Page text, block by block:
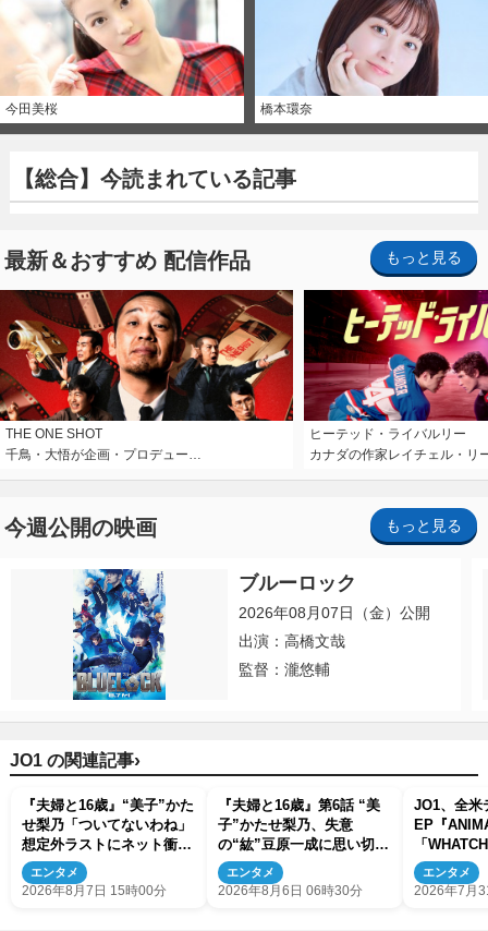
今田美桜 橋本環奈
【総合】今読まれている記事
最新＆おすすめ 配信作品 もっと見る
THE ONE SHOT
千鳥・大悟が企画・プロデュー…
ヒーテッド・ライバルリー
カナダの作家レイチェル・リ
今週公開の映画 もっと見る
ブルーロック
2026年08月07日（金）公開
出演：高橋文哉
監督：瀧悠輔
JO1 の関連記事›
『夫婦と16歳』“美子”かた
せ梨乃「ついてないわね」
想定外ラストにネット衝撃
「ヤバすぎ…」「怖えぇ」
（ネタバレあり）
エンタメ
2026年8月7日 15時00分
『夫婦と16歳』第6話 “美
子”かたせ梨乃、失意
の“紘”豆原一成に思い切っ
たプレゼント
エンタメ
2026年8月6日 06時30分
JO1、全米
EP『
「
公開！
エンタメ
2026年7月